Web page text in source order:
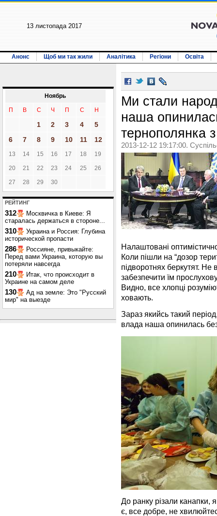
13 листопада 2017
Анонс Щоб ми так жили Аналітика Регіони Освіта
Ноябрь
П В С Ч П С Н
1 2 3 4
5
6
7 8 9 10 11 12
13 14 15 16 17 18 19
20 21 22 23 24 25 26
27 28 29 30
РЕЙТИНГ
312
Москвичка в Киеве: Я
старалась держаться в стороне...
310
Украина и Россия: Глубина
исторической пропасти
286
Россияне, привыкайте:
Перед вами Украина, которую вы
потеряли навсегда
210
Итак, что происходит в
Украине на самом деле
130
Ад на земле: Это "Русский
мир" на выезде
Ми стали
наша
тернополянка
2013-12-12 19:17:00.
Налаштовані
Коли пішли на “дозор
підворотнях беркутят. Не
забезпечити їм
Видно, все хлопці
ховають.
Зараз якийсь такий
влада наша опинилась
До ранку різали канапки,
є, все добре, не